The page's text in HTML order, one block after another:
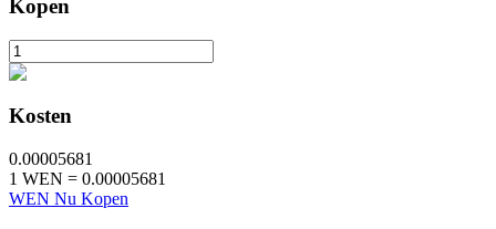
Kopen
Kosten
0.00005681
1 WEN = 0.00005681
WEN Nu Kopen